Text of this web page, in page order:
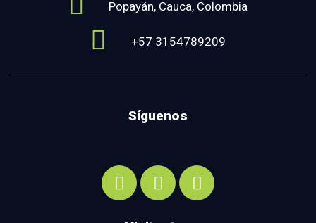
Popayán, Cauca, Colombia
+57 3154789209
Síguenos